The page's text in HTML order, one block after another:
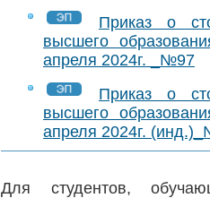
Приказ о
высшего
апреля 2024г. _№97
Приказ о
высшего
апреля 2024г.
Для студентов,